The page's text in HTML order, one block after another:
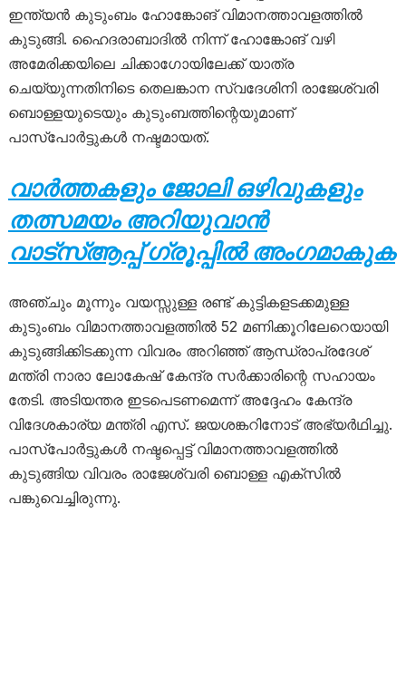
ഇന്ത്യന്‍ കുടുംബം ഹോങ്കോങ് വിമാനത്താവളത്തില്‍
കുടുങ്ങി. ഹൈദരാബാദില്‍ നിന്ന് ഹോങ്കോങ് വഴി
അമേരിക്കയിലെ ചിക്കാഗോയിലേക്ക് യാത്ര
ചെയ്യുന്നതിനിടെ തെലങ്കാന സ്വദേശിനി രാജേശ്വരി
ബൊള്ളയുടെയും കുടുംബത്തിന്റെയുമാണ്
പാസ്‌പോര്‍ട്ടുകള്‍ നഷ്ടമായത്.
വാർത്തകളും ജോലി ഒഴിവുകളും
തത്സമയം അറിയുവാൻ
വാട്സ്ആപ്പ് ഗ്രൂപ്പിൽ അംഗമാകുക
അഞ്ചും മൂന്നും വയസ്സുള്ള രണ്ട് കുട്ടികളടക്കമുള്ള
കുടുംബം വിമാനത്താവളത്തില്‍ 52 മണിക്കൂറിലേറെയായി
കുടുങ്ങിക്കിടക്കുന്ന വിവരം അറിഞ്ഞ് ആന്ധ്രാപ്രദേശ്
മന്ത്രി നാരാ ലോകേഷ് കേന്ദ്ര സര്‍ക്കാരിന്റെ സഹായം
തേടി. അടിയന്തര ഇടപെടണമെന്ന് അദ്ദേഹം കേന്ദ്ര
വിദേശകാര്യ മന്ത്രി എസ്. ജയശങ്കറിനോട് അഭ്യര്‍ഥിച്ചു.
പാസ്‌പോര്‍ട്ടുകള്‍ നഷ്ടപ്പെട്ട് വിമാനത്താവളത്തില്‍
കുടുങ്ങിയ വിവരം രാജേശ്വരി ബൊള്ള എക്‌സില്‍
പങ്കുവെച്ചിരുന്നു.